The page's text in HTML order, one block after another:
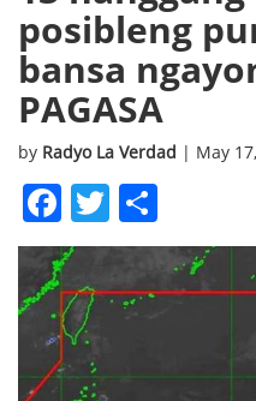
posibleng
bansa
PAGASA
by Radyo La Verdad | May
Facebook
Twitter